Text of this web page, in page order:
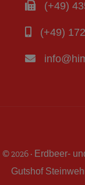
(+49)
(+49)
© 2026 · Erdbeer-
Gutshof